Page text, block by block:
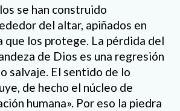
se han construido
del altar, apiñados en
que los protege. La pérdida del
de Dios es una regresión
salvaje. El sentido de lo
de hecho el núcleo de
humana». Por eso la piedra